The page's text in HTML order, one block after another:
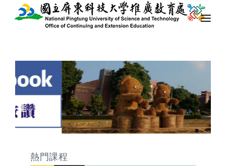
關於我們
課程列表
隨班附讀
行政資訊熱門課程